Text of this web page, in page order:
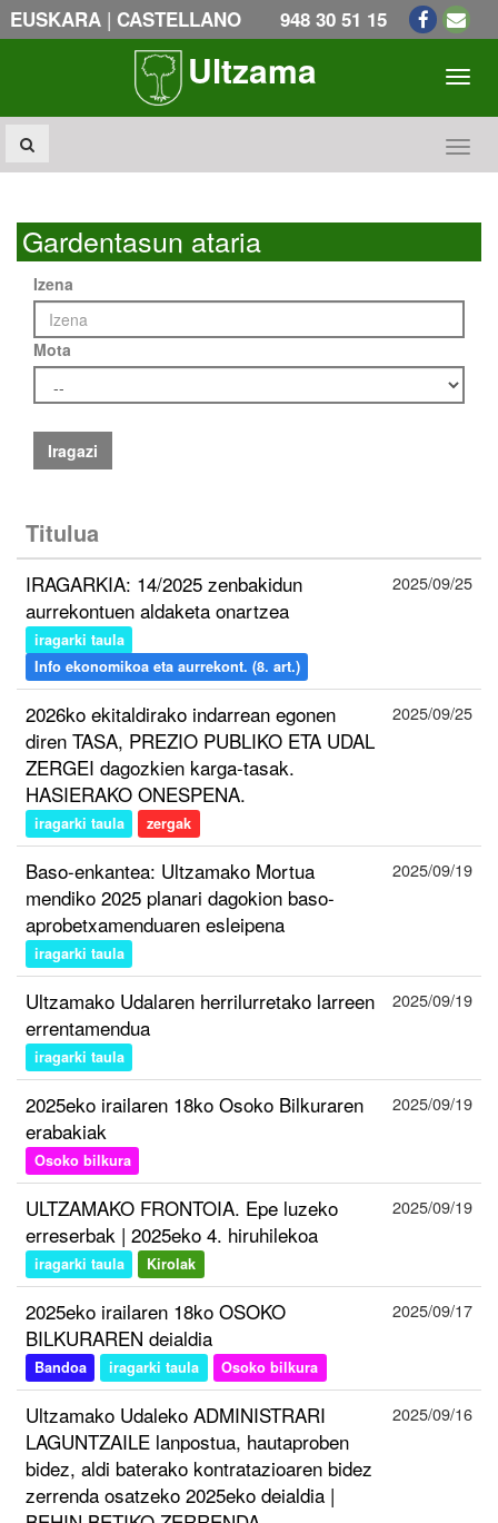
EUSKARA | CASTELLANO 948 30 51 15
Ultzama
Gardentasun ataria
Izena
Mota
Iragazi
Titulua
IRAGARKIA: 14/2025 zenbakidun
aurrekontuen aldaketa onartzea
iragarki taula
Info ekonomikoa eta aurrekont. (8. art.)
2025/09/25
2026ko ekitaldirako indarrean egonen
diren TASA, PREZIO PUBLIKO ETA UDAL
ZERGEI dagozkien karga-tasak.
HASIERAKO ONESPENA.
iragarki taula zergak
2025/09/25
Baso-enkantea: Ultzamako Mortua
mendiko 2025 planari dagokion baso-
aprobetxamenduaren esleipena
iragarki taula
2025/09/19
Ultzamako Udalaren herrilurretako larreen
errentamendua
iragarki taula
2025/09/19
2025eko irailaren 18ko Osoko Bilkuraren
erabakiak
Osoko bilkura
2025/09/19
ULTZAMAKO FRONTOIA. Epe luzeko
erreserbak | 2025eko 4. hiruhilekoa
iragarki taula Kirolak
2025/09/19
2025eko irailaren 18ko OSOKO
BILKURAREN deialdia
Bandoa iragarki taula Osoko bilkura
2025/09/17
Ultzamako Udaleko ADMINISTRARI
LAGUNTZAILE lanpostua, hautaproben
bidez, aldi baterako kontratazioaren bidez
zerrenda osatzeko 2025eko deialdia |
2025/09/16